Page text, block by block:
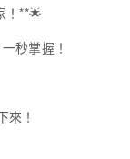
！**🌟
秒掌握！
來！